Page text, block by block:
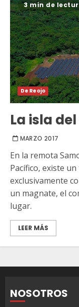
3 min de
De Reojo
La isla del
MARZO 2017
En la remota
Pacífico, existe
exclusivamente
un magnate, el
lugar.
LEER MÁS
NOSOTROS